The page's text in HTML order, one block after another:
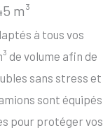
m³
à tous vos
de volume afin de
sans stress et
sont équipés
pour protéger vos